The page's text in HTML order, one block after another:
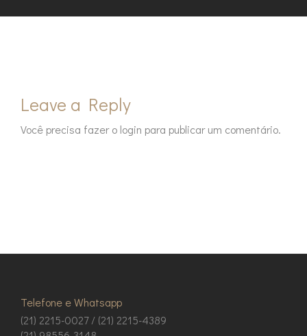
Leave a Reply
Você precisa fazer o login para publicar um comentário.
Telefone e Whatsapp
(21) 2215-0027 / (21) 2215-4389